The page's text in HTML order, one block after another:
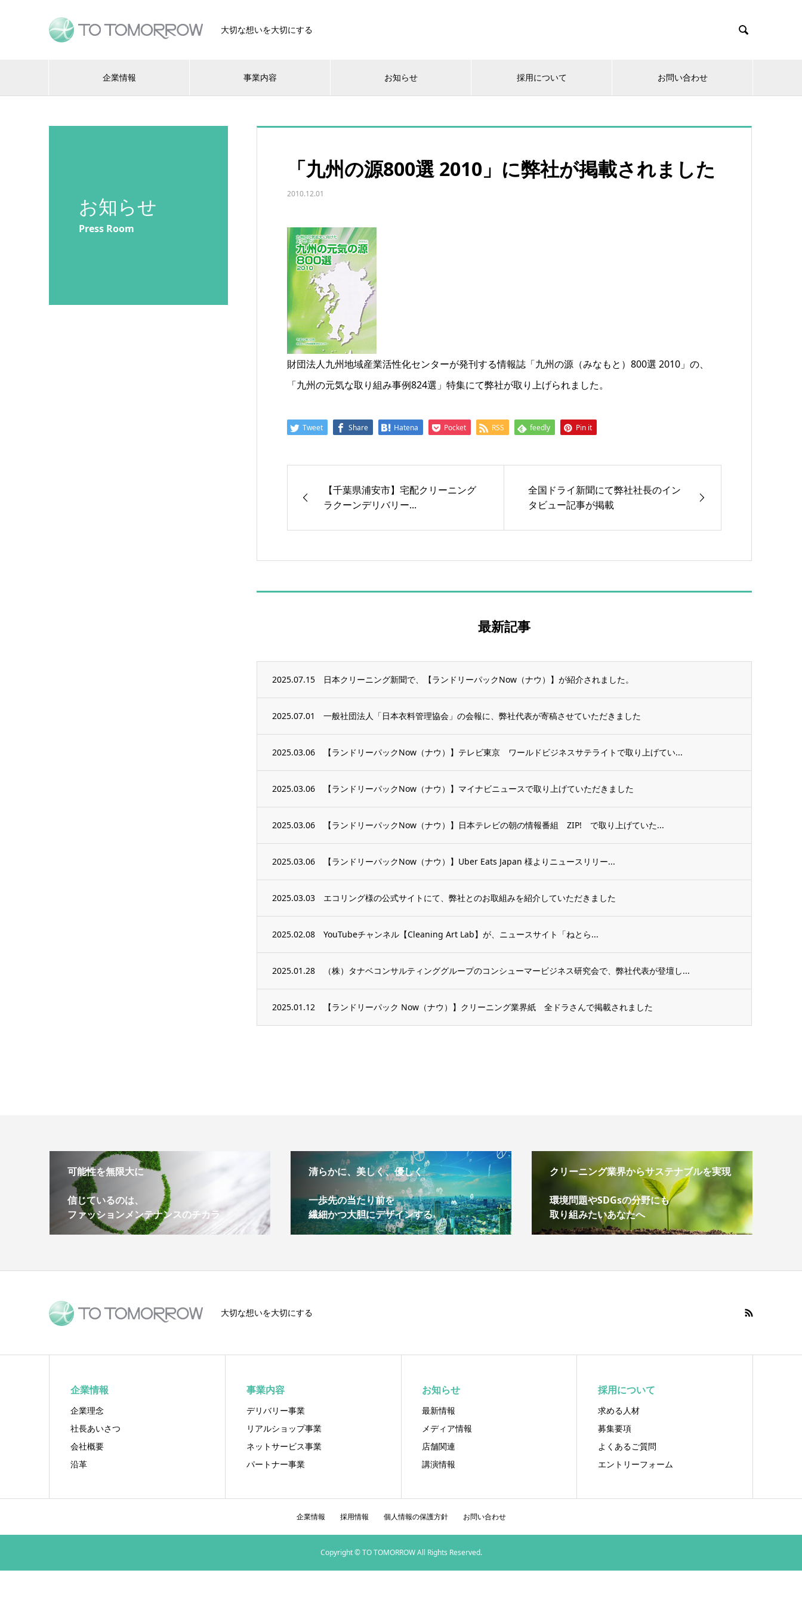
大切な想いを大切にする 
企業情報 事業内容 お知らせ 採用について お問い合わせ
お知らせ
Press Room
「九州の源800選 2010」に弊社が掲載されました
2010.12.01
財団法人九州地域産業活性化センターが発刊する情報誌「九州の源（みなもと）800選 2010」の、
「九州の元気な取り組み事例824選」特集にて弊社が取り上げられました。
Tweet Share Hatena Pocket RSS feedly Pin it
【千葉県浦安市】宅配クリーニング
ラクーンデリバリー...
全国ドライ新聞にて弊社社長のイン
タビュー記事が掲載
最新記事
2025.07.15 日本クリーニング新聞で、【ランドリーパックNow（ナウ）】が紹介されました。
2025.07.01 一般社団法人「日本衣料管理協会」の会報に、弊社代表が寄稿させていただきました
2025.03.06 【ランドリーパックNow（ナウ）】テレビ東京 ワールドビジネスサテライトで取り上げてい...
2025.03.06 【ランドリーパックNow（ナウ）】マイナビニュースで取り上げていただきました
2025.03.06 【ランドリーパックNow（ナウ）】日本テレビの朝の情報番組 ZIP! で取り上げていた...
2025.03.06 【ランドリーパックNow（ナウ）】Uber Eats Japan 様よりニュースリリー...
2025.03.03 エコリング様の公式サイトにて、弊社とのお取組みを紹介していただきました
2025.02.08 YouTubeチャンネル【Cleaning Art Lab】が、ニュースサイト「ねとら...
2025.01.28 （株）タナベコンサルティンググループのコンシューマービジネス研究会で、弊社代表が登壇し...
2025.01.12 【ランドリーパック Now（ナウ）】クリーニング業界紙 全ドラさんで掲載されました
可能性を無限大に
信じているのは、
ファッションメンテナンスのチカラ
清らかに、美しく、優しく
一歩先の当たり前を
繊細かつ大胆にデザインする
クリーニング業界からサステナブルを実現
環境問題やSDGsの分野にも
取り組みたいあなたへ
大切な想いを大切にする
企業情報
企業理念
社長あいさつ
会社概要
沿革
事業内容
デリバリー事業
リアルショップ事業
ネットサービス事業
パートナー事業
お知らせ
最新情報
メディア情報
店舗関連
講演情報
採用について
求める人材
募集要項
よくあるご質問
エントリーフォーム
企業情報 採用情報 個人情報の保護方針 お問い合わせ
Copyright © TO TOMORROW All Rights Reserved.